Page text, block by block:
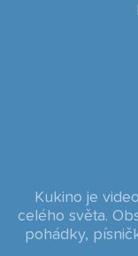
Kukino je
celého světa.
pohádky,